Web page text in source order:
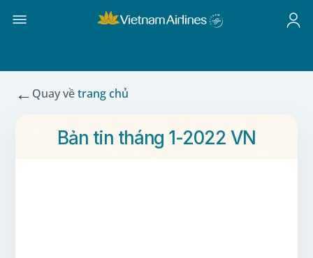
← Quay vềtrang chủ
Bản tin tháng 1-2022 VN